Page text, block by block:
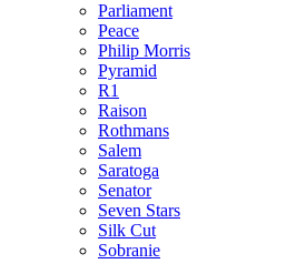
Parliament
Peace
Philip Morris
Pyramid
R1
Raison
Rothmans
Salem
Saratoga
Senator
Seven Stars
Silk Cut
Sobranie